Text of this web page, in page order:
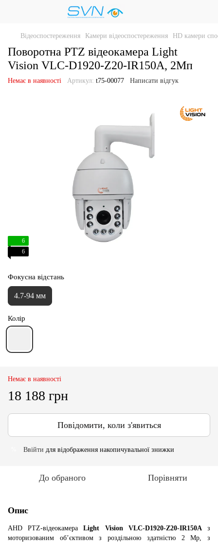
Відеоспостереження Камери відеоспостереження HD камери
Поворотна PTZ відеокамера Light
Vision VLC-D1920-Z20-IR150А, 2Мп
Немає в наявності Артикул: t75-00077 Написати відгук
6
6
Фокусна відстань
4.7-94 мм
Колір
Немає в наявності
18 188 грн
Повідомити, коли з'явиться
Ввійти для відображення накопичувальної знижки
До обраного Порівняти
Опис
AHD PTZ-відеокамераLight Vision VLC-D1920-Z20-IR150А з
моторизованим об’єктивом з роздільною здатністю 2 Мр, з